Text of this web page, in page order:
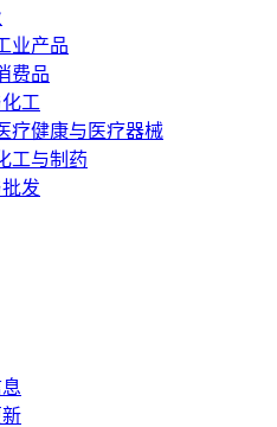
业产品
费品
工
疗健康与医疗器械
工与制药
发